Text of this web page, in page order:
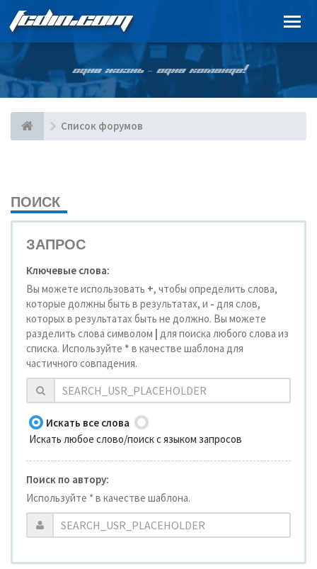
FCDIN.COM
ОДНА ЖИЗНЬ – ОДНА КОМАНДА!
Список форумов
ПОИСК
ЗАПРОС
Ключевые слова:
Вы можете использовать +, чтобы определить слова,
которые должны быть в результатах, и - для слов,
которых в результатах быть не должно. Вы можете
разделить слова символом | для поиска любого слова из
списка. Используйте * в качестве шаблона для
частичного совпадения.
Искать все слова
Искать любое слово/поиск с языком запросов
Поиск по автору:
Используйте * в качестве шаблона.